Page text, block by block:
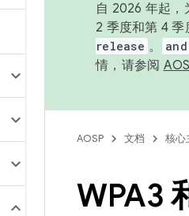
自 2026 年起，
2 季度和第 4
release 。
情，请参阅
AOSP 文档 核心
WPA3